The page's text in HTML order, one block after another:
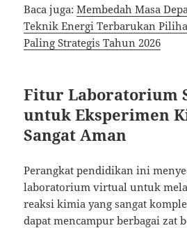
Baca juga:Membedah Masa
Teknik Energi Terbarukan
Paling Strategis Tahun 2026
Fitur Laboratorium
untuk Eksperimen
Sangat Aman
Perangkat pendidikan ini
laboratorium virtual untuk
reaksi kimia yang sangat
dapat mencampur berbagai zat